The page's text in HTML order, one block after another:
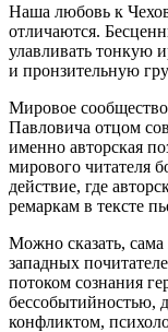
Наша любовь к
отличаются.
улавливать тонкую
и пронзительную
Мировое
Павловича отцом
именно авторская
мирового читателя
действие, где
ремаркам в тексте
Можно сказать,
западных
потоком сознания
бессобытийностью,
конфликтом,